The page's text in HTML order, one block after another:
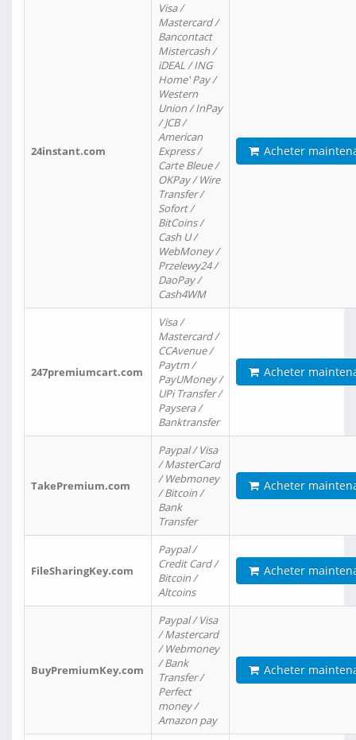
24instant.com
Visa /
Mastercard /
Bancontact
Mistercash /
iDEAL / ING
Home' Pay /
Western
Union / InPay
/ JCB /
American
Express /
Carte Bleue /
OKPay / Wire
Transfer /
Sofort /
BitCoins /
Cash U /
WebMoney /
Przelewy24 /
DaoPay /
Cash4WM
Acheter
247premiumcart.com
Visa /
Mastercard /
CCAvenue /
Paytm /
PayUMoney /
UPi Transfer /
Paysera /
Banktransfer
Acheter
TakePremium.com
Paypal / Visa
/ MasterCard
/ Webmoney
/ Bitcoin /
Bank
Transfer
Acheter
FileSharingKey.com
Paypal /
Credit Card /
Bitcoin /
Altcoins
Acheter
BuyPremiumKey.com
Paypal / Visa
/ Mastercard
/ Webmoney
/ Bank
Transfer /
Perfect
money /
Amazon pay
Acheter